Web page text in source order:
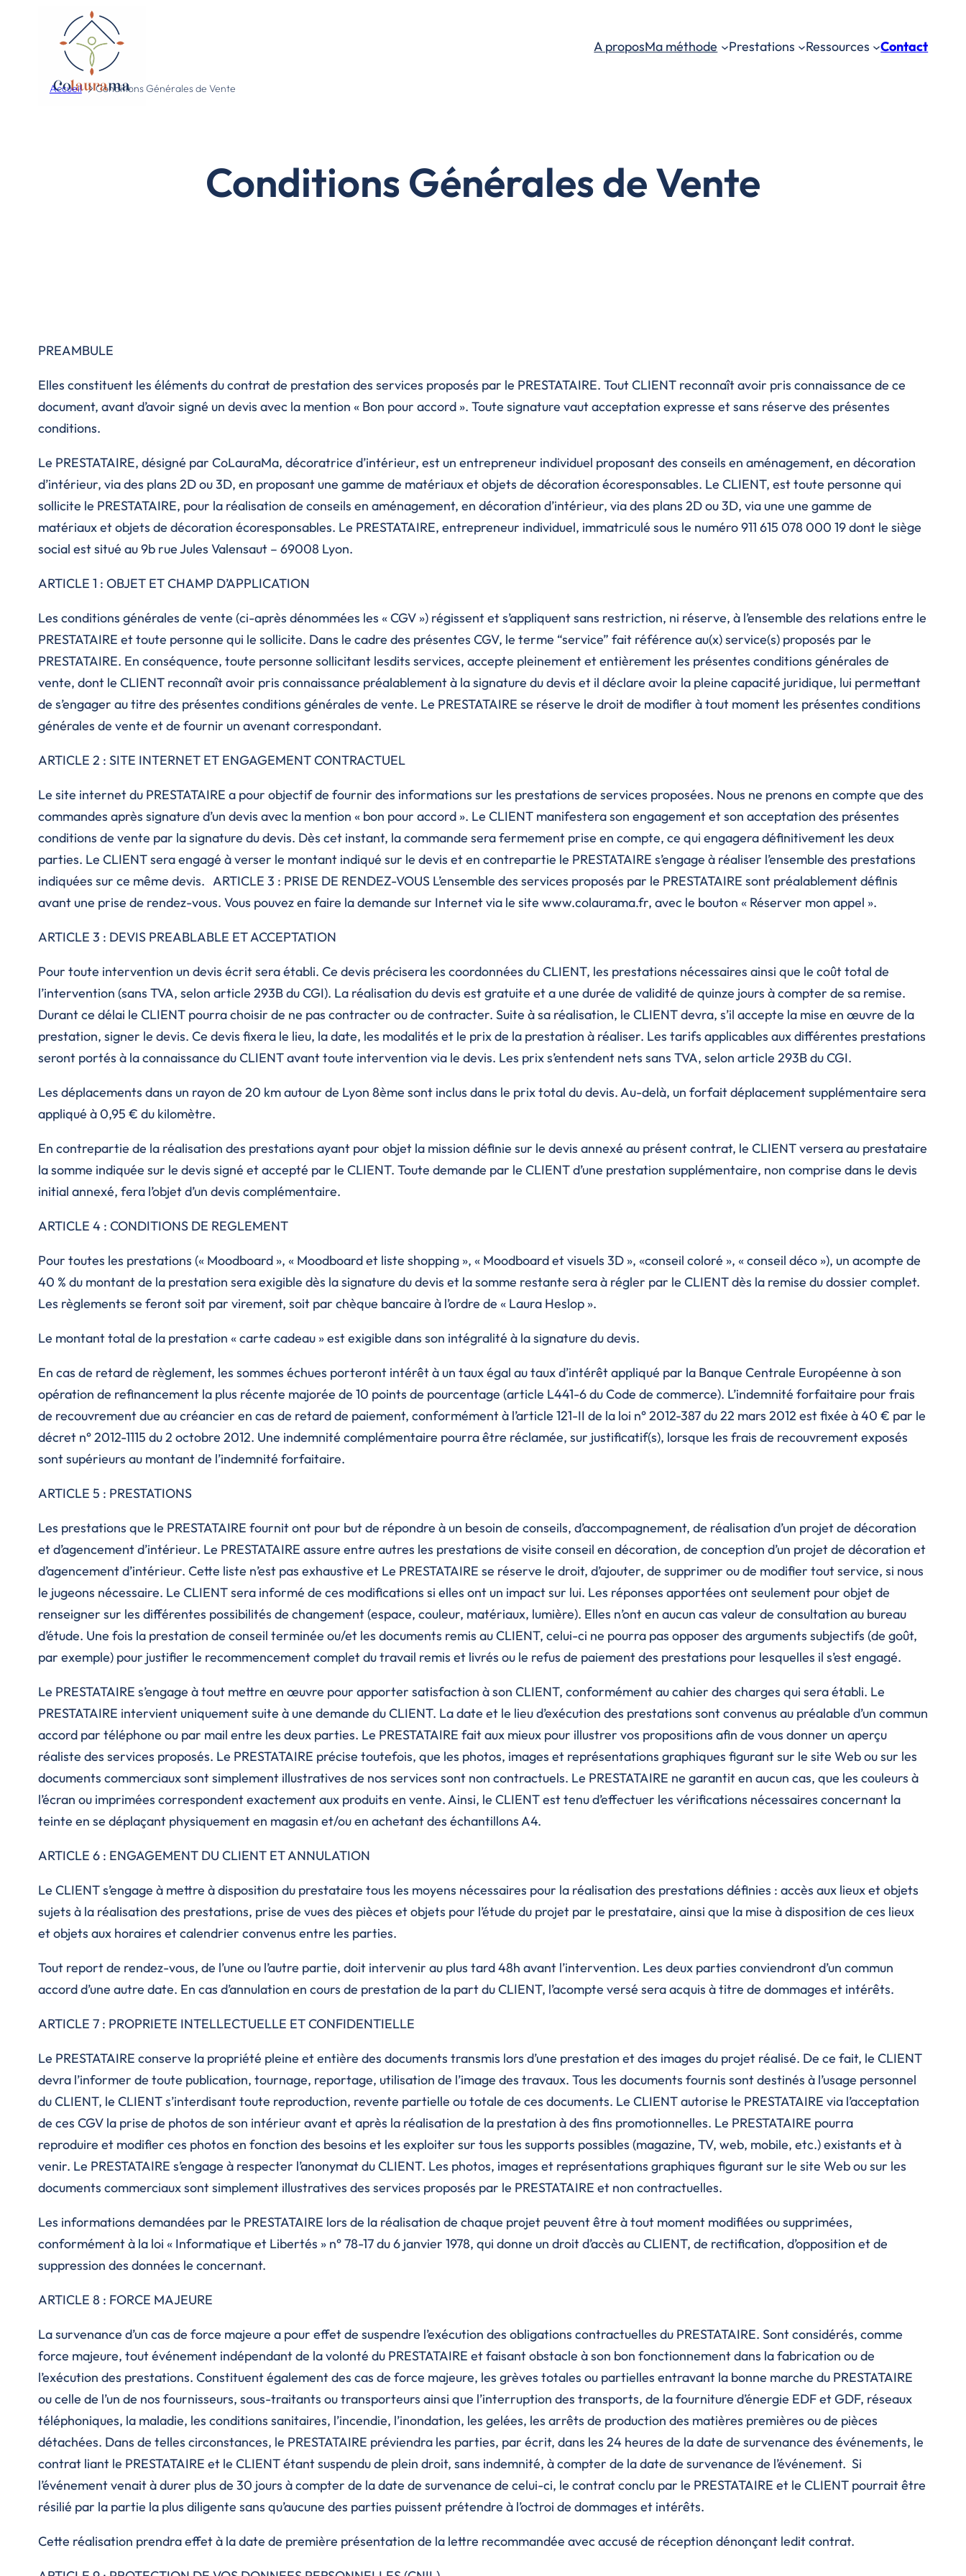
A proposMa méthode Prestations Ressources Contact
Accueil Conditions Générales de Vente
Conditions Générales de Vente
PREAMBULE
Elles constituent les éléments du contrat de prestation des services proposés par le PRESTATAIRE. Tout CLIENT reconnaît avoir pris connaissance de ce
document, avant d’avoir signé un devis avec la mention « Bon pour accord ». Toute signature vaut acceptation expresse et sans réserve des présentes
conditions.
Le PRESTATAIRE, désigné par CoLauraMa, décoratrice d’intérieur, est un entrepreneur individuel proposant des conseils en aménagement, en décoration
d’intérieur, via des plans 2D ou 3D, en proposant une gamme de matériaux et objets de décoration écoresponsables. Le CLIENT, est toute personne qui
sollicite le PRESTATAIRE, pour la réalisation de conseils en aménagement, en décoration d’intérieur, via des plans 2D ou 3D, via une une gamme de
matériaux et objets de décoration écoresponsables. Le PRESTATAIRE, entrepreneur individuel, immatriculé sous le numéro 911 615 078 000 19 dont le siège
social est situé au 9b rue Jules Valensaut – 69008 Lyon.
ARTICLE 1 : OBJET ET CHAMP D’APPLICATION
Les conditions générales de vente (ci-après dénommées les « CGV ») régissent et s’appliquent sans restriction, ni réserve, à l’ensemble des relations entre le
PRESTATAIRE et toute personne qui le sollicite. Dans le cadre des présentes CGV, le terme “service” fait référence au(x) service(s) proposés par le
PRESTATAIRE. En conséquence, toute personne sollicitant lesdits services, accepte pleinement et entièrement les présentes conditions générales de
vente, dont le CLIENT reconnaît avoir pris connaissance préalablement à la signature du devis et il déclare avoir la pleine capacité juridique, lui permettant
de s’engager au titre des présentes conditions générales de vente. Le PRESTATAIRE se réserve le droit de modifier à tout moment les présentes conditions
générales de vente et de fournir un avenant correspondant.
ARTICLE 2 : SITE INTERNET ET ENGAGEMENT CONTRACTUEL
Le site internet du PRESTATAIRE a pour objectif de fournir des informations sur les prestations de services proposées. Nous ne prenons en compte que des
commandes après signature d’un devis avec la mention « bon pour accord ». Le CLIENT manifestera son engagement et son acceptation des présentes
conditions de vente par la signature du devis. Dès cet instant, la commande sera fermement prise en compte, ce qui engagera définitivement les deux
parties. Le CLIENT sera engagé à verser le montant indiqué sur le devis et en contrepartie le PRESTATAIRE s’engage à réaliser l’ensemble des prestations
indiquées sur ce même devis. ARTICLE 3 : PRISE DE RENDEZ-VOUS L’ensemble des services proposés par le PRESTATAIRE sont préalablement définis
avant une prise de rendez-vous. Vous pouvez en faire la demande sur Internet via le site www.colaurama.fr, avec le bouton « Réserver mon appel ».
ARTICLE 3 : DEVIS PREABLABLE ET ACCEPTATION
Pour toute intervention un devis écrit sera établi. Ce devis précisera les coordonnées du CLIENT, les prestations nécessaires ainsi que le coût total de
l’intervention (sans TVA, selon article 293B du CGI). La réalisation du devis est gratuite et a une durée de validité de quinze jours à compter de sa remise.
Durant ce délai le CLIENT pourra choisir de ne pas contracter ou de contracter. Suite à sa réalisation, le CLIENT devra, s’il accepte la mise en œuvre de la
prestation, signer le devis. Ce devis fixera le lieu, la date, les modalités et le prix de la prestation à réaliser. Les tarifs applicables aux différentes prestations
seront portés à la connaissance du CLIENT avant toute intervention via le devis. Les prix s’entendent nets sans TVA, selon article 293B du CGI.
Les déplacements dans un rayon de 20 km autour de Lyon 8ème sont inclus dans le prix total du devis. Au-delà, un forfait déplacement supplémentaire sera
appliqué à 0,95 € du kilomètre.
En contrepartie de la réalisation des prestations ayant pour objet la mission définie sur le devis annexé au présent contrat, le CLIENT versera au prestataire
la somme indiquée sur le devis signé et accepté par le CLIENT. Toute demande par le CLIENT d’une prestation supplémentaire, non comprise dans le devis
initial annexé, fera l’objet d’un devis complémentaire.
ARTICLE 4 : CONDITIONS DE REGLEMENT
Pour toutes les prestations (« Moodboard », « Moodboard et liste shopping », « Moodboard et visuels 3D », «conseil coloré », « conseil déco »), un acompte de
40 % du montant de la prestation sera exigible dès la signature du devis et la somme restante sera à régler par le CLIENT dès la remise du dossier complet.
Les règlements se feront soit par virement, soit par chèque bancaire à l’ordre de « Laura Heslop ».
Le montant total de la prestation « carte cadeau » est exigible dans son intégralité à la signature du devis.
En cas de retard de règlement, les sommes échues porteront intérêt à un taux égal au taux d’intérêt appliqué par la Banque Centrale Européenne à son
opération de refinancement la plus récente majorée de 10 points de pourcentage (article L441-6 du Code de commerce). L’indemnité forfaitaire pour frais
de recouvrement due au créancier en cas de retard de paiement, conformément à l’article 121-II de la loi n° 2012-387 du 22 mars 2012 est fixée à 40 € par le
décret n° 2012-1115 du 2 octobre 2012. Une indemnité complémentaire pourra être réclamée, sur justificatif(s), lorsque les frais de recouvrement exposés
sont supérieurs au montant de l’indemnité forfaitaire.
ARTICLE 5 : PRESTATIONS
Les prestations que le PRESTATAIRE fournit ont pour but de répondre à un besoin de conseils, d’accompagnement, de réalisation d’un projet de décoration
et d’agencement d’intérieur. Le PRESTATAIRE assure entre autres les prestations de visite conseil en décoration, de conception d’un projet de décoration et
d’agencement d’intérieur. Cette liste n’est pas exhaustive et Le PRESTATAIRE se réserve le droit, d’ajouter, de supprimer ou de modifier tout service, si nous
le jugeons nécessaire. Le CLIENT sera informé de ces modifications si elles ont un impact sur lui. Les réponses apportées ont seulement pour objet de
renseigner sur les différentes possibilités de changement (espace, couleur, matériaux, lumière). Elles n’ont en aucun cas valeur de consultation au bureau
d’étude. Une fois la prestation de conseil terminée ou/et les documents remis au CLIENT, celui-ci ne pourra pas opposer des arguments subjectifs (de goût,
par exemple) pour justifier le recommencement complet du travail remis et livrés ou le refus de paiement des prestations pour lesquelles il s’est engagé.
Le PRESTATAIRE s’engage à tout mettre en œuvre pour apporter satisfaction à son CLIENT, conformément au cahier des charges qui sera établi. Le
PRESTATAIRE intervient uniquement suite à une demande du CLIENT. La date et le lieu d’exécution des prestations sont convenus au préalable d’un commun
accord par téléphone ou par mail entre les deux parties. Le PRESTATAIRE fait aux mieux pour illustrer vos propositions afin de vous donner un aperçu
réaliste des services proposés. Le PRESTATAIRE précise toutefois, que les photos, images et représentations graphiques figurant sur le site Web ou sur les
documents commerciaux sont simplement illustratives de nos services sont non contractuels. Le PRESTATAIRE ne garantit en aucun cas, que les couleurs à
l’écran ou imprimées correspondent exactement aux produits en vente. Ainsi, le CLIENT est tenu d’effectuer les vérifications nécessaires concernant la
teinte en se déplaçant physiquement en magasin et/ou en achetant des échantillons A4.
ARTICLE 6 : ENGAGEMENT DU CLIENT ET ANNULATION
Le CLIENT s’engage à mettre à disposition du prestataire tous les moyens nécessaires pour la réalisation des prestations définies : accès aux lieux et objets
sujets à la réalisation des prestations, prise de vues des pièces et objets pour l’étude du projet par le prestataire, ainsi que la mise à disposition de ces lieux
et objets aux horaires et calendrier convenus entre les parties.
Tout report de rendez-vous, de l’une ou l’autre partie, doit intervenir au plus tard 48h avant l’intervention. Les deux parties conviendront d’un commun
accord d’une autre date. En cas d’annulation en cours de prestation de la part du CLIENT, l’acompte versé sera acquis à titre de dommages et intérêts.
ARTICLE 7 : PROPRIETE INTELLECTUELLE ET CONFIDENTIELLE
Le PRESTATAIRE conserve la propriété pleine et entière des documents transmis lors d’une prestation et des images du projet réalisé. De ce fait, le CLIENT
devra l’informer de toute publication, tournage, reportage, utilisation de l’image des travaux. Tous les documents fournis sont destinés à l’usage personnel
du CLIENT, le CLIENT s’interdisant toute reproduction, revente partielle ou totale de ces documents. Le CLIENT autorise le PRESTATAIRE via l’acceptation
de ces CGV la prise de photos de son intérieur avant et après la réalisation de la prestation à des fins promotionnelles. Le PRESTATAIRE pourra
reproduire et modifier ces photos en fonction des besoins et les exploiter sur tous les supports possibles (magazine, TV, web, mobile, etc.) existants et à
venir. Le PRESTATAIRE s’engage à respecter l’anonymat du CLIENT. Les photos, images et représentations graphiques figurant sur le site Web ou sur les
documents commerciaux sont simplement illustratives des services proposés par le PRESTATAIRE et non contractuelles.
Les informations demandées par le PRESTATAIRE lors de la réalisation de chaque projet peuvent être à tout moment modifiées ou supprimées,
conformément à la loi « Informatique et Libertés » n° 78-17 du 6 janvier 1978, qui donne un droit d’accès au CLIENT, de rectification, d’opposition et de
suppression des données le concernant.
ARTICLE 8 : FORCE MAJEURE
La survenance d’un cas de force majeure a pour effet de suspendre l’exécution des obligations contractuelles du PRESTATAIRE. Sont considérés, comme
force majeure, tout événement indépendant de la volonté du PRESTATAIRE et faisant obstacle à son bon fonctionnement dans la fabrication ou de
l’exécution des prestations. Constituent également des cas de force majeure, les grèves totales ou partielles entravant la bonne marche du PRESTATAIRE
ou celle de l’un de nos fournisseurs, sous-traitants ou transporteurs ainsi que l’interruption des transports, de la fourniture d’énergie EDF et GDF, réseaux
téléphoniques, la maladie, les conditions sanitaires, l’incendie, l’inondation, les gelées, les arrêts de production des matières premières ou de pièces
détachées. Dans de telles circonstances, le PRESTATAIRE préviendra les parties, par écrit, dans les 24 heures de la date de survenance des événements, le
contrat liant le PRESTATAIRE et le CLIENT étant suspendu de plein droit, sans indemnité, à compter de la date de survenance de l’événement. Si
l’événement venait à durer plus de 30 jours à compter de la date de survenance de celui-ci, le contrat conclu par le PRESTATAIRE et le CLIENT pourrait être
résilié par la partie la plus diligente sans qu’aucune des parties puissent prétendre à l’octroi de dommages et intérêts.
Cette réalisation prendra effet à la date de première présentation de la lettre recommandée avec accusé de réception dénonçant ledit contrat.